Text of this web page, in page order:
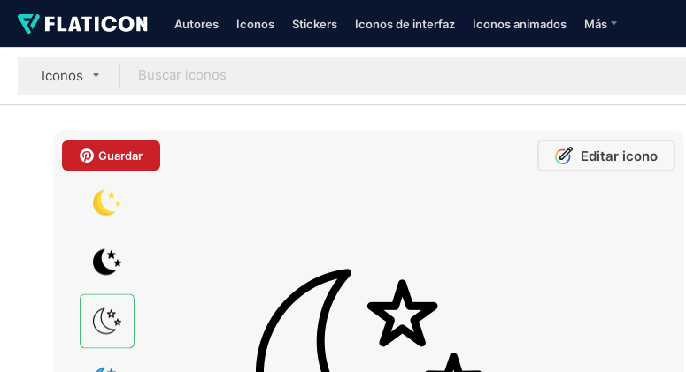
Autores Iconos Stickers Iconos de interfaz Iconos animados Más
Iconos
Guardar Editar icono